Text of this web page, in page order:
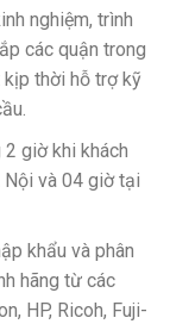
nghiệm, trình
các quận trong
kịp thời hỗ trợ kỹ
giờ khi khách
Nội và 04 giờ tại
khẩu và phân
hãng từ các
HP, Ricoh, Fuji-